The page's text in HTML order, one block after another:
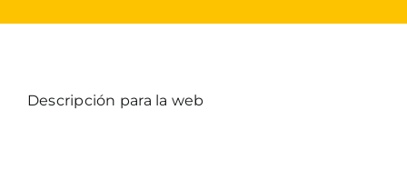
Descripción para la web